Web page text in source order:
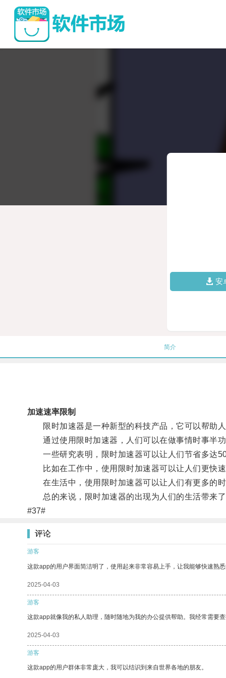
安
简介
加速速率限制
限时加速器是一种新型的科技产品，它可以帮助人
通过使用限时加速器，人们可以在做事情时事半
一些研究表明，限时加速器可以让人们节省多达
比如在工作中，使用限时加速器可以让人们更快速
在生活中，使用限时加速器可以让人们有更多的时
总的来说，限时加速器的出现为人们的生活带来
#37#
评论
游客
这款app的用户界面简洁明了，使用起来非常容易上手，让我能够快速熟
2025-04-03
游客
这款app就像我的私人助理，随时随地为我的办公提供帮助。我经常需要
2025-04-03
游客
这款app的用户群体非常庞大，我可以结识到来自世界各地的朋友。